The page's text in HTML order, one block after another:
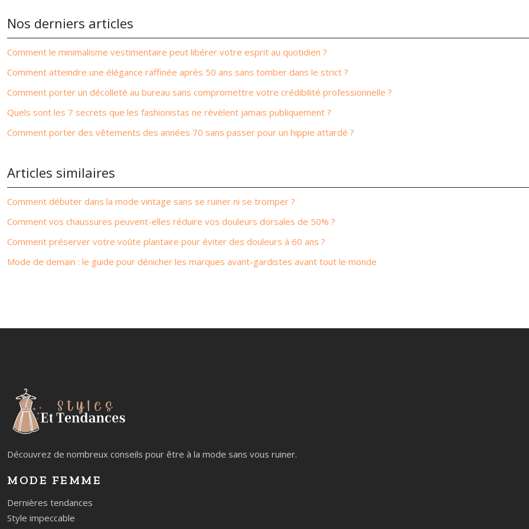
Nos derniers articles
Comment le minimalisme vestimentaire peut libérer votre esprit au quotidien ?
Comment atteindre une élégance raffinée après 50 ans sans tomber dans le strict ?
Comment porter un décolleté au bureau sans compromettre votre crédibilité professionnelle ?
Quels sont les 7 secrets que les fashionistas ne révèlent jamais publiquement ?
Comment porter des vêtements des années 70 sans passer pour un hippie attardé ?
Articles similaires
Comment débuter dans la mode vintage sans se ruiner ni se tromper ?
Comment vos chaussures peuvent-elles réduire vos douleurs dorsales de 50% ?
Comment préserver votre voûte plantaire pour éviter des douleurs à 60 ans ?
Mode de demain : le guide pour dénicher les marques avant-gardistes avant tout le monde
Découvrez de nombreux conseils pour être à la mode sans vous ruiner.
MODE FEMME
Dernières tendances
Style impeccable